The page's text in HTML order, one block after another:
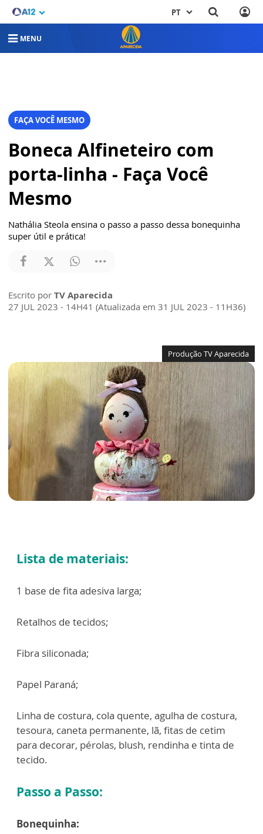
PT
MENU
FAÇA VOCÊ MESMO
Boneca Alfineteiro com
porta-linha - Faça Você
Mesmo
Nathália Steola ensina o passo a passo dessa bonequinha
super útil e prática!
Escrito por TV Aparecida
27 JUL 2023 - 14H41 (Atualizada em 31 JUL 2023 - 11H36)
Produção TV Aparecida
Lista de materiais:
1 base de fita adesiva larga;
Retalhos de tecidos;
Fibra siliconada;
Papel Paraná;
Linha de costura, cola quente, agulha de costura,
tesoura, caneta permanente, lã, fitas de cetim
para decorar, pérolas, blush, rendinha e tinta de
tecido.
Passo a Passo:
Bonequinha: